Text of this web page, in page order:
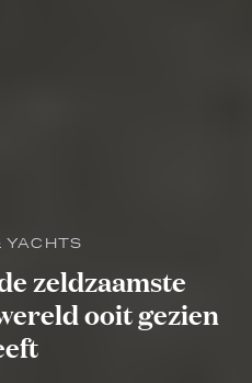
YACHTS
zeldzaamste
ooit gezien